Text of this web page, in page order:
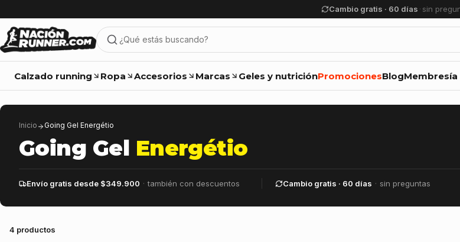
Devolución de dinero · 60 días
Calzado running Ropa Accesorios Marcas Geles y nutriciónPromocionesBlogMembresía
Inicio Going Gel Energétio
Going Gel Energétio
Envío gratis desde $349.900 · también con descuentos Cambio gratis · 60 días · sin preguntas
4 productos